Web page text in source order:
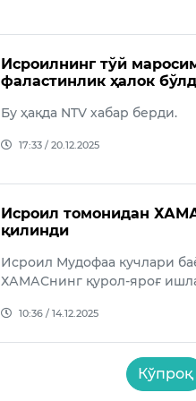
Исроилнинг тўй
фаластинлик ҳалок
Бу ҳақда NTV хабар берди.
17:33 / 20.12.2025
Исроил томонидан
қилинди
Исроил Мудофаа кучлари
ХАМАСнинг қурол-яроғ
10:36 / 14.12.2025
Кўпроқ